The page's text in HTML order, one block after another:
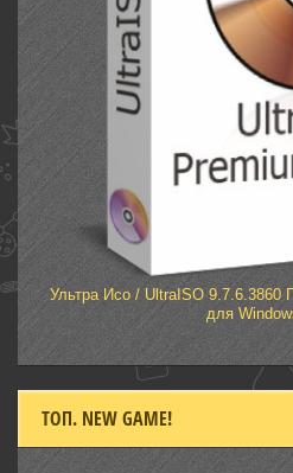
Ультра Исо / UltraISO 9.7.6.3860
для
ТОП. NEW GAME!